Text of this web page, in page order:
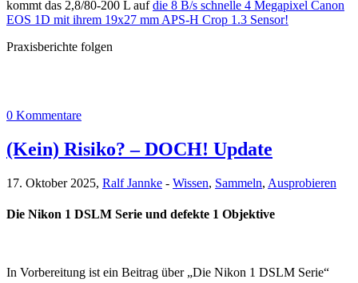
kommt das 2,8/80-200 L aufdie 8 B/s schnelle 4 Megapixel Canon
EOS 1D mit ihrem 19x27 mm APS-H Crop 1.3 Sensor!
Praxisberichte folgen
0 Kommentare
(Kein) Risiko? – DOCH! Update
17. Oktober 2025, Ralf Jannke - Wissen, Sammeln, Ausprobieren
Die Nikon 1 DSLM Serie und defekte 1 Objektive
In Vorbereitung ist ein Beitrag über „Die Nikon 1 DSLM Serie“